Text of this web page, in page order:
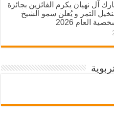
آل نهيان يكرم الفائزين بجائزة
التمر و يُعلن سمو الشيخ
العام 2026